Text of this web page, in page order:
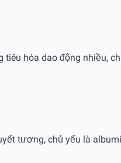
hóa dao động nhiều,
tương, chủ yếu là